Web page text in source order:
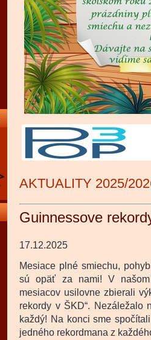
AKTUALITY 2025/
Guinnessove
17.12.2025
Mesiace plné smiechu,
sú opäť za nami! V
mesiacov usilovne zbierali
rekordy v ŠKD“. Nezáležalo
každý! Na konci sme
jedného rekordmana z